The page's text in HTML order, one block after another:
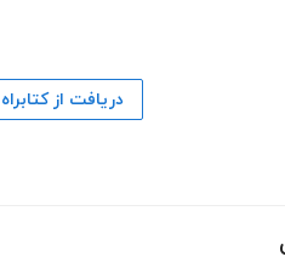
دریافت از کتابراه